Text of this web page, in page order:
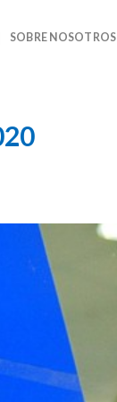
SOBRE NOSOTROS